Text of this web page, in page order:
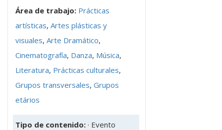
Área de trabajo: Prácticas
artísticas, Artes plásticas y
visuales, Arte Dramático,
Cinematografía, Danza, Música,
Literatura, Prácticas culturales,
Grupos transversales, Grupos
etários
Tipo de contenido: · Evento